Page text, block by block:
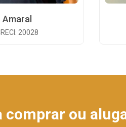
Amaral
20028
comprar ou